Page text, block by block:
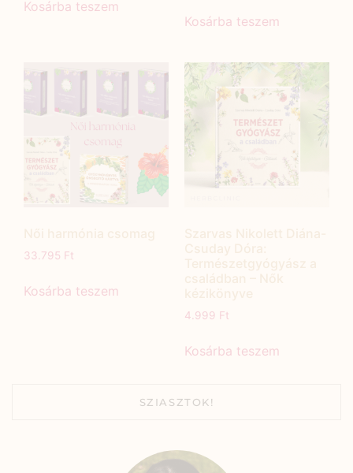
Kosárba teszem
Kosárba teszem
33.795 Ft
Kosárba teszem
4.999 Ft
Kosárba teszem
SZIASZTOK!